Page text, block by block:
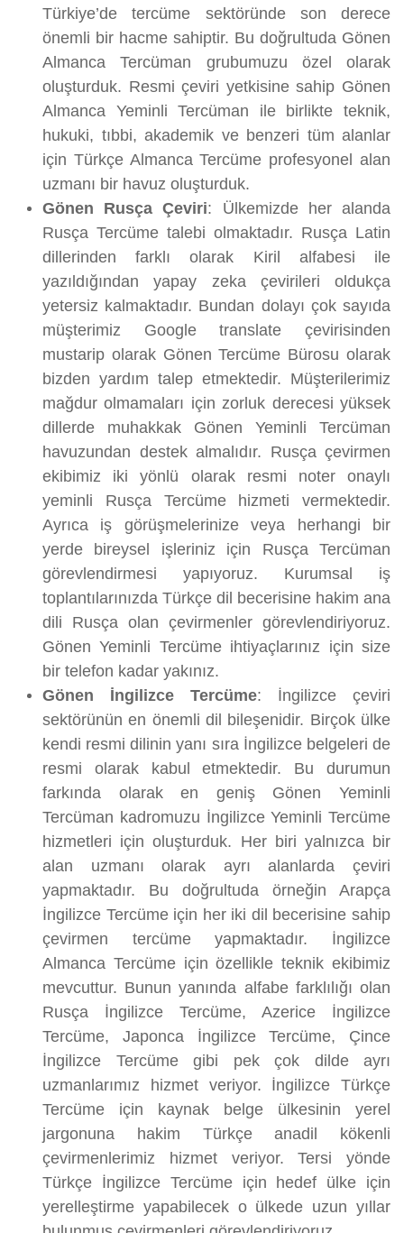
Türkiye’de tercüme sektöründe son derece
önemli bir hacme sahiptir. Bu doğrultuda Gönen
Almanca Tercüman grubumuzu özel olarak
oluşturduk. Resmi çeviri yetkisine sahip Gönen
Almanca Yeminli Tercüman ile birlikte teknik,
hukuki, tıbbi, akademik ve benzeri tüm alanlar
için Türkçe Almanca Tercüme profesyonel alan
uzmanı bir havuz oluşturduk.
Gönen Rusça Çeviri: Ülkemizde her alanda
Rusça Tercüme talebi olmaktadır. Rusça Latin
dillerinden farklı olarak Kiril alfabesi ile
yazıldığından yapay zeka çevirileri oldukça
yetersiz kalmaktadır. Bundan dolayı çok sayıda
müşterimiz Google translate çevirisinden
mustarip olarak Gönen Tercüme Bürosu olarak
bizden yardım talep etmektedir. Müşterilerimiz
mağdur olmamaları için zorluk derecesi yüksek
dillerde muhakkak Gönen Yeminli Tercüman
havuzundan destek almalıdır. Rusça çevirmen
ekibimiz iki yönlü olarak resmi noter onaylı
yeminli Rusça Tercüme hizmeti vermektedir.
Ayrıca iş görüşmelerinize veya herhangi bir
yerde bireysel işleriniz için Rusça Tercüman
görevlendirmesi yapıyoruz. Kurumsal iş
toplantılarınızda Türkçe dil becerisine hakim ana
dili Rusça olan çevirmenler görevlendiriyoruz.
Gönen Yeminli Tercüme ihtiyaçlarınız için size
bir telefon kadar yakınız.
Gönen İngilizce Tercüme: İngilizce çeviri
sektörünün en önemli dil bileşenidir. Birçok ülke
kendi resmi dilinin yanı sıra İngilizce belgeleri de
resmi olarak kabul etmektedir. Bu durumun
farkında olarak en geniş Gönen Yeminli
Tercüman kadromuzu İngilizce Yeminli Tercüme
hizmetleri için oluşturduk. Her biri yalnızca bir
alan uzmanı olarak ayrı alanlarda çeviri
yapmaktadır. Bu doğrultuda örneğin Arapça
İngilizce Tercüme için her iki dil becerisine sahip
çevirmen tercüme yapmaktadır. İngilizce
Almanca Tercüme için özellikle teknik ekibimiz
mevcuttur. Bunun yanında alfabe farklılığı olan
Rusça İngilizce Tercüme, Azerice İngilizce
Tercüme, Japonca İngilizce Tercüme, Çince
İngilizce Tercüme gibi pek çok dilde ayrı
uzmanlarımız hizmet veriyor. İngilizce Türkçe
Tercüme için kaynak belge ülkesinin yerel
jargonuna hakim Türkçe anadil kökenli
çevirmenlerimiz hizmet veriyor. Tersi yönde
Türkçe İngilizce Tercüme için hedef ülke için
yerelleştirme yapabilecek o ülkede uzun yıllar